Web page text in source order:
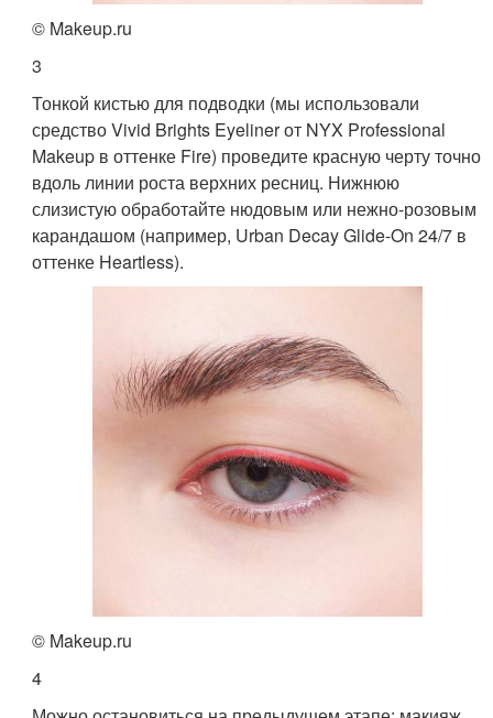
© Makeup.ru
3
Тонкой кистью для подводки (мы использовали
средство Vivid Brights Eyeliner от NYX Professional
Makeup в оттенке Fire) проведите красную черту точно
вдоль линии роста верхних ресниц. Нижнюю
слизистую обработайте нюдовым или нежно-розовым
карандашом (например, Urban Decay Glide-On 24/7 в
оттенке Heartless).
© Makeup.ru
4